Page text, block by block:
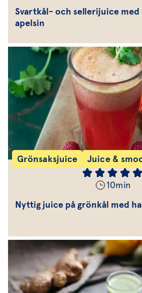
Svartkål- och sellerijuice med
apelsin
Grönsaksjuice Juice &
10min
Nyttig juice på grönkål med